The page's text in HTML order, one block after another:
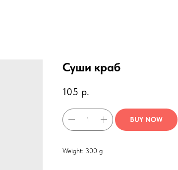
Суши краб
105 р.
BUY NOW
Weight: 300 g